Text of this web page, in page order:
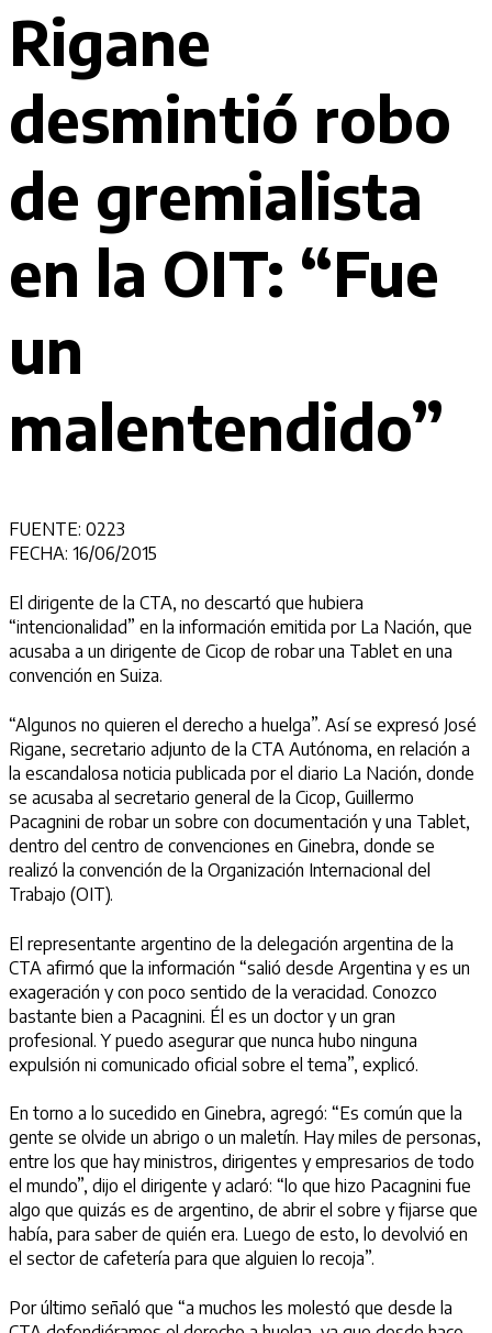
Rigane
desmintió robo
de gremialista
en la OIT: “Fue
un
malentendido”
FUENTE: 0223
FECHA: 16/06/2015
El dirigente de la CTA, no descartó que hubiera
“intencionalidad” en la información emitida por La Nación, que
acusaba a un dirigente de Cicop de robar una Tablet en una
convención en Suiza.
“Algunos no quieren el derecho a huelga”. Así se expresó José
Rigane, secretario adjunto de la CTA Autónoma, en relación a
la escandalosa noticia publicada por el diario La Nación, donde
se acusaba al secretario general de la Cicop, Guillermo
Pacagnini de robar un sobre con documentación y una Tablet,
dentro del centro de convenciones en Ginebra, donde se
realizó la convención de la Organización Internacional del
Trabajo (OIT).
El representante argentino de la delegación argentina de la
CTA afirmó que la información “salió desde Argentina y es un
exageración y con poco sentido de la veracidad. Conozco
bastante bien a Pacagnini. Él es un doctor y un gran
profesional. Y puedo asegurar que nunca hubo ninguna
expulsión ni comunicado oficial sobre el tema”, explicó.
En torno a lo sucedido en Ginebra, agregó: “Es común que la
gente se olvide un abrigo o un maletín. Hay miles de personas,
entre los que hay ministros, dirigentes y empresarios de todo
el mundo”, dijo el dirigente y aclaró: “lo que hizo Pacagnini fue
algo que quizás es de argentino, de abrir el sobre y fijarse que
había, para saber de quién era. Luego de esto, lo devolvió en
el sector de cafetería para que alguien lo recoja”.
Por último señaló que “a muchos les molestó que desde la